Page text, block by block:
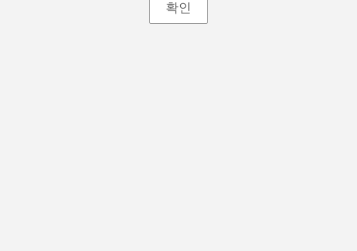
확인